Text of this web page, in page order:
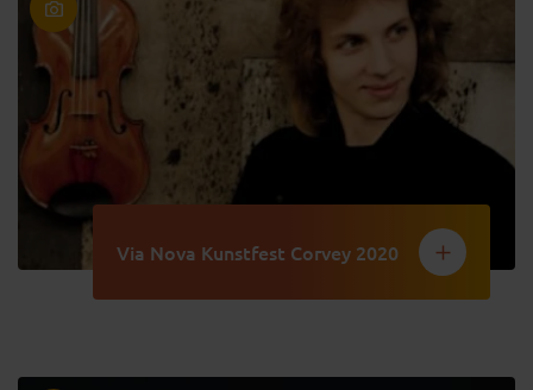
Via Nova Kunstfest Corvey 2020